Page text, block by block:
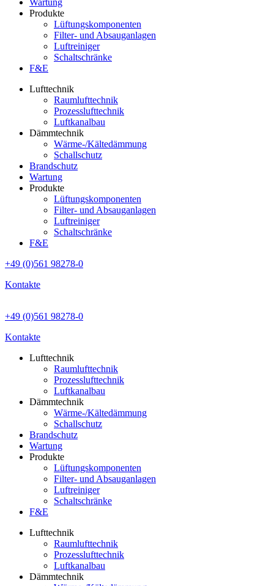
Wartung
Produkte
Lüftungskomponenten
Filter- und Absauganlagen
Luftreiniger
Schaltschränke
F&E
Lufttechnik
Raumlufttechnik
Prozesslufttechnik
Luftkanalbau
Dämmtechnik
Wärme-/Kältedämmung
Schallschutz
Brandschutz
Wartung
Produkte
Lüftungskomponenten
Filter- und Absauganlagen
Luftreiniger
Schaltschränke
F&E
+49 (0)561 98278-0
Kontakte
+49 (0)561 98278-0
Kontakte
Lufttechnik
Raumlufttechnik
Prozesslufttechnik
Luftkanalbau
Dämmtechnik
Wärme-/Kältedämmung
Schallschutz
Brandschutz
Wartung
Produkte
Lüftungskomponenten
Filter- und Absauganlagen
Luftreiniger
Schaltschränke
F&E
Lufttechnik
Raumlufttechnik
Prozesslufttechnik
Luftkanalbau
Dämmtechnik